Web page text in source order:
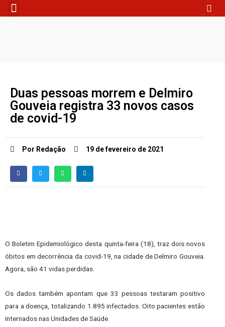
Duas pessoas morrem e Delmiro
Gouveia registra 33 novos casos
de covid-19
Por Redação 19 de fevereiro de 2021
O Boletim Epidemiológico desta quinta-feira (18), traz dois novos
óbitos em decorrência da covid-19, na cidade de Delmiro Gouveia.
Agora, são 41 vidas perdidas.
Os dados também apontam que 33 pessoas testaram positivo
para a doença, totalizando 1.895 infectados. Oito pacientes estão
internados nas Unidades de Saúde.